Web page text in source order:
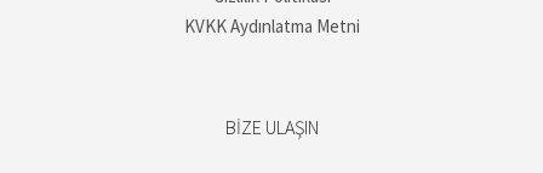
KVKK Aydınlatma Metni
BIZE ULAŞIN